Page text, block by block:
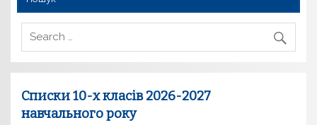
Списки 10-х класів 2026-2027
навчального року